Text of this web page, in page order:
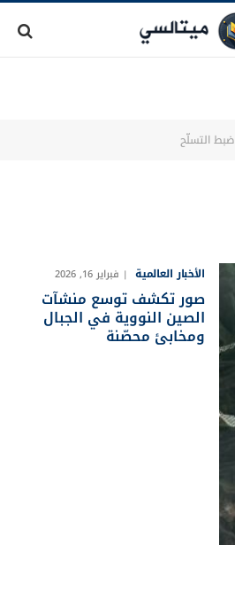
ضبط التسلّح
الأخبار العالمية فبراير 16, 2026
صور تكشف توسع منشآت
الصين النووية في الجبال
ومخابئ محصّنة